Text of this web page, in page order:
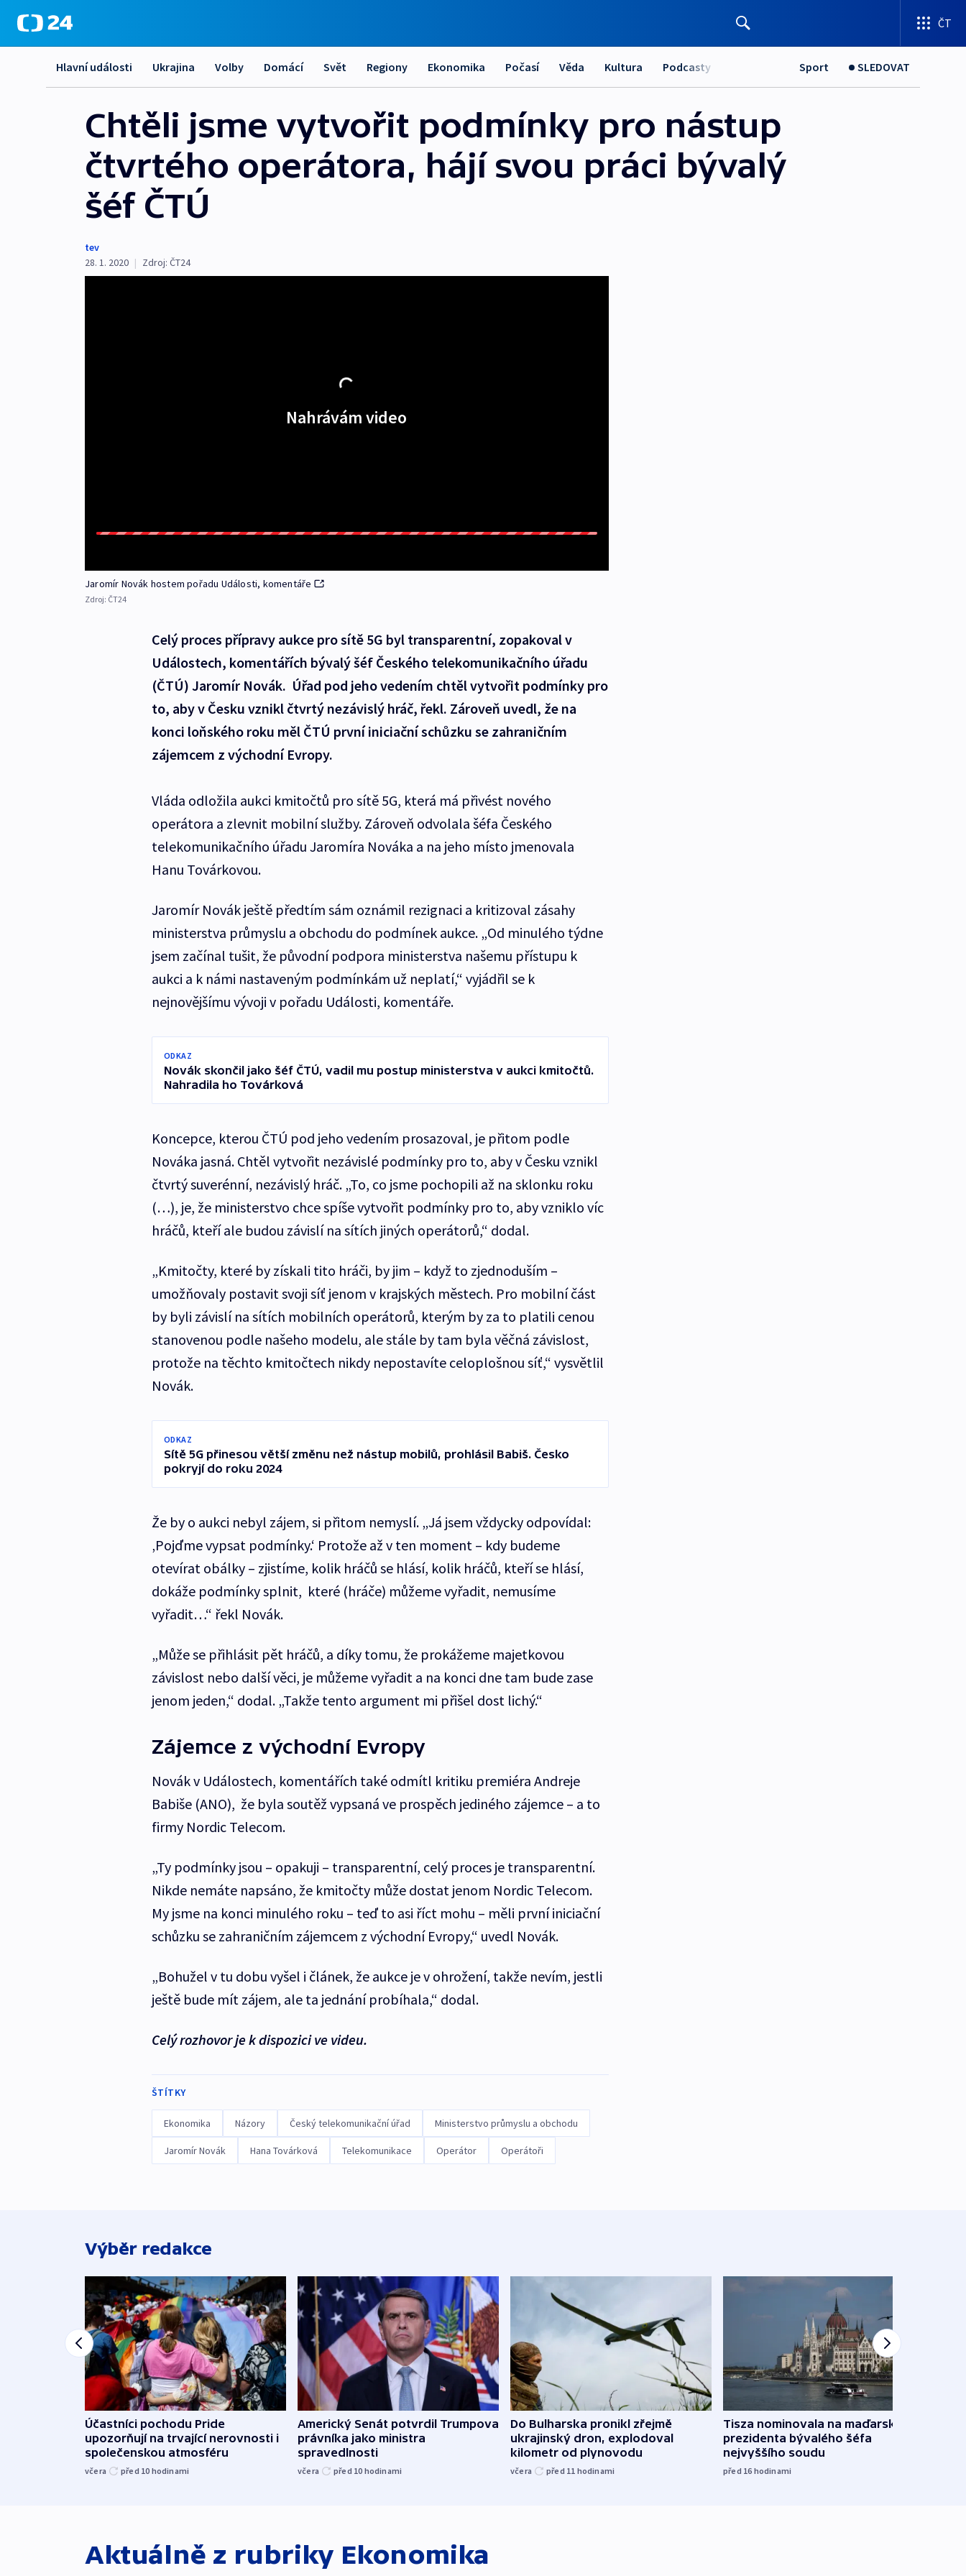
ČT
Hlavní události Ukrajina Volby Domácí Svět Regiony Ekonomika Počasí Věda Kultura Podcasty Sport SLEDOVAT
Chtěli jsme vytvořit podmínky pro nástup
čtvrtého operátora, hájí svou práci bývalý
šéf ČTÚ
tev
28. 1. 2020 | Zdroj: ČT24
Nahrávám video
Jaromír Novák hostem pořadu Události, komentáře
Zdroj: ČT24
Celý proces přípravy aukce pro sítě 5G byl transparentní, zopakoval v
Událostech, komentářích bývalý šéf Českého telekomunikačního úřadu
(ČTÚ) Jaromír Novák. Úřad pod jeho vedením chtěl vytvořit podmínky pro
to, aby v Česku vznikl čtvrtý nezávislý hráč, řekl. Zároveň uvedl, že na
konci loňského roku měl ČTÚ první iniciační schůzku se zahraničním
zájemcem z východní Evropy.
Vláda odložila aukci kmitočtů pro sítě 5G, která má přivést nového
operátora a zlevnit mobilní služby. Zároveň odvolala šéfa Českého
telekomunikačního úřadu Jaromíra Nováka a na jeho místo jmenovala
Hanu Továrkovou.
Jaromír Novák ještě předtím sám oznámil rezignaci a kritizoval zásahy
ministerstva průmyslu a obchodu do podmínek aukce. „Od minulého týdne
jsem začínal tušit, že původní podpora ministerstva našemu přístupu k
aukci a k námi nastaveným podmínkám už neplatí,“ vyjádřil se k
nejnovějšímu vývoji v pořadu Události, komentáře.
ODKAZ
Novák skončil jako šéf ČTÚ, vadil mu postup ministerstva v aukci kmitočtů.
Nahradila ho Továrková
Koncepce, kterou ČTÚ pod jeho vedením prosazoval, je přitom podle
Nováka jasná. Chtěl vytvořit nezávislé podmínky pro to, aby v Česku vznikl
čtvrtý suverénní, nezávislý hráč. „To, co jsme pochopili až na sklonku roku
(…), je, že ministerstvo chce spíše vytvořit podmínky pro to, aby vzniklo víc
hráčů, kteří ale budou závislí na sítích jiných operátorů,“ dodal.
„Kmitočty, které by získali tito hráči, by jim – když to zjednoduším –
umožňovaly postavit svoji síť jenom v krajských městech. Pro mobilní část
by byli závislí na sítích mobilních operátorů, kterým by za to platili cenou
stanovenou podle našeho modelu, ale stále by tam byla věčná závislost,
protože na těchto kmitočtech nikdy nepostavíte celoplošnou síť,“ vysvětlil
Novák.
ODKAZ
Sítě 5G přinesou větší změnu než nástup mobilů, prohlásil Babiš. Česko
pokryjí do roku 2024
Že by o aukci nebyl zájem, si přitom nemyslí. „Já jsem vždycky odpovídal:
‚Pojďme vypsat podmínky.‘ Protože až v ten moment – kdy budeme
otevírat obálky – zjistíme, kolik hráčů se hlásí, kolik hráčů, kteří se hlásí,
dokáže podmínky splnit, které (hráče) můžeme vyřadit, nemusíme
vyřadit…“ řekl Novák.
„Může se přihlásit pět hráčů, a díky tomu, že prokážeme majetkovou
závislost nebo další věci, je můžeme vyřadit a na konci dne tam bude zase
jenom jeden,“ dodal. „Takže tento argument mi přišel dost lichý.“
Zájemce z východní Evropy
Novák v Událostech, komentářích také odmítl kritiku premiéra Andreje
Babiše (ANO), že byla soutěž vypsaná ve prospěch jediného zájemce – a to
firmy Nordic Telecom.
„Ty podmínky jsou – opakuji – transparentní, celý proces je transparentní.
Nikde nemáte napsáno, že kmitočty může dostat jenom Nordic Telecom.
My jsme na konci minulého roku – teď to asi říct mohu – měli první iniciační
schůzku se zahraničním zájemcem z východní Evropy,“ uvedl Novák.
„Bohužel v tu dobu vyšel i článek, že aukce je v ohrožení, takže nevím, jestli
ještě bude mít zájem, ale ta jednání probíhala,“ dodal.
Celý rozhovor je k dispozici ve videu.
ŠTÍTKY
Ekonomika Názory Český telekomunikační úřad Ministerstvo průmyslu a obchodu
Jaromír Novák Hana Továrková Telekomunikace Operátor Operátoři
Výběr redakce
Účastníci pochodu Pride
upozorňují na trvající nerovnosti i
společenskou atmosféru
včera před 10 hodinami
Americký Senát potvrdil Trumpova
právníka jako ministra
spravedlnosti
včera před 10 hodinami
Do Bulharska pronikl zřejmě
ukrajinský dron, explodoval
kilometr od plynovodu
včera před 11 hodinami
Tisza nominovala na maďarského
prezidenta bývalého šéfa
nejvyššího soudu
před 16 hodinami
Aktuálně z rubriky Ekonomika